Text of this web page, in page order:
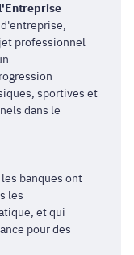
d'entreprise,
professionnel
sportives et
dans le
banques ont
les
et qui
pour des